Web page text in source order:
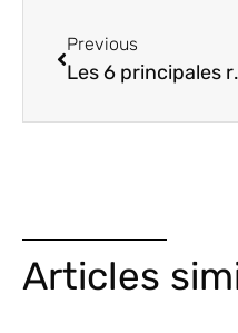
Previous
Les 6
Articles